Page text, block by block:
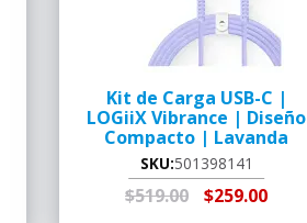
Kit de Carga USB-C |
LOGiiX Vibrance | Diseño
Compacto | Lavanda
SKU:501398141
$519.00 $259.00